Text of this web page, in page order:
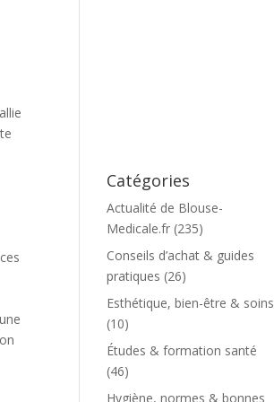
Catégories
Actualité de Blouse-
Medicale.fr (235)
Conseils d’achat & guides
pratiques (26)
Esthétique, bien-être & soins
(10)
Études & formation santé
(46)
Hygiène, normes & bonnes